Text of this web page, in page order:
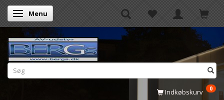
Skifte navigation
Menu
Indkøbskurv 0